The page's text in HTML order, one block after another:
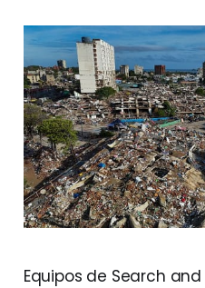
Equipos de Search